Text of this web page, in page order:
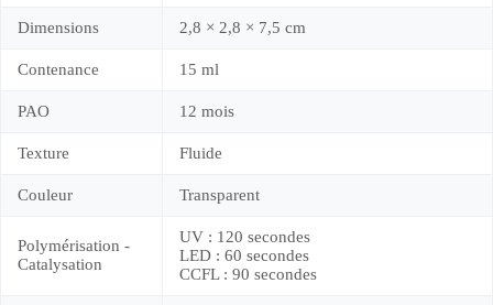
Dimensions 2,8 × 2,8 × 7,5 cm
Contenance 15 ml
PAO 12 mois
Texture Fluide
Couleur Transparent
Polymérisation -
Catalysation
UV : 120 secondes
LED : 60 secondes
CCFL : 90 secondes